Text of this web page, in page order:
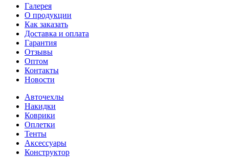
Галерея
О продукции
Как заказать
Доставка и оплата
Гарантия
Отзывы
Оптом
Контакты
Новости
Авточехлы
Накидки
Коврики
Оплетки
Тенты
Аксессуары
Конструктор